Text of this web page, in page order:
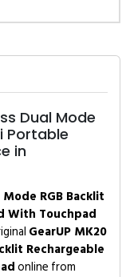
Dual Mode
Portable
in
RGB Backlit
With Touchpad
GearUP MK20
Rechargeable
online from